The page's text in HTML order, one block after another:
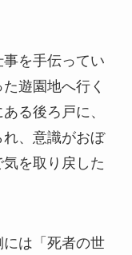
を手伝ってい
遊園地へ行く
る後ろ戸に、
、意識がおぼ
を取り戻した
は「死者の世